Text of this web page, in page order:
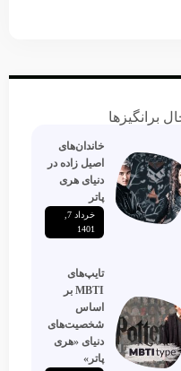
برانگیزها
خاندان‌های
اصیل زاده‌ در
دنیای هری
پاتر
1401
تایپ‌های
MBTI بر
اساس
شخصیت‌های
دنیای «هری
پاتر»